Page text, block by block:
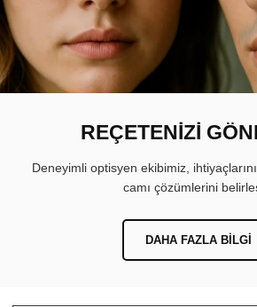
REÇETENİZİ
Deneyimli optisyen ekibimiz,
camı çözümlerini
DAHA FAZLA BILGI